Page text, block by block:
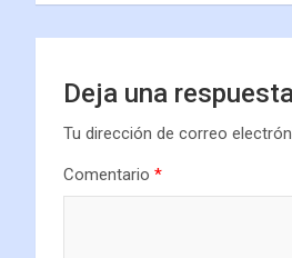
Deja una
Tu dirección de correo
Comentario *